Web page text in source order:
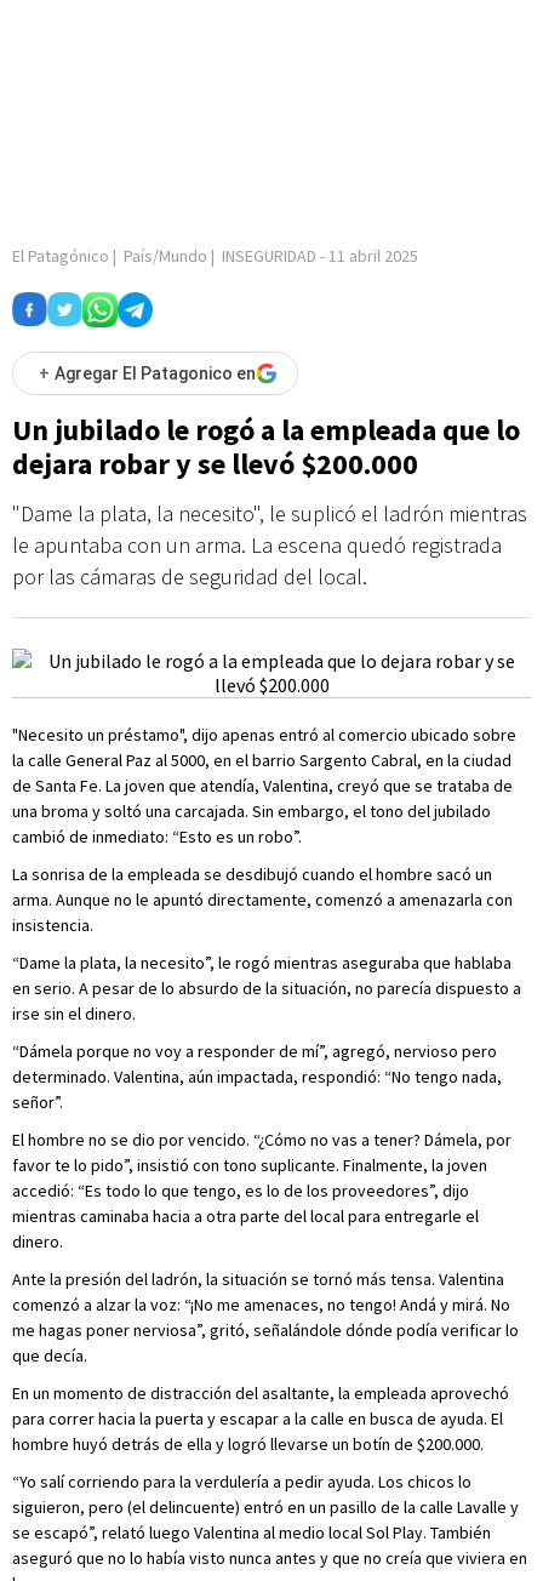
El Patagónico | País/Mundo | INSEGURIDAD - 11 abril 2025
+ Agregar El Patagonico en
Un jubilado le rogó a la empleada que lo
dejara robar y se llevó $200.000
"Dame la plata, la necesito", le suplicó el ladrón mientras
le apuntaba con un arma. La escena quedó registrada
por las cámaras de seguridad del local.
"Necesito un préstamo", dijo apenas entró al comercio ubicado sobre
la calle General Paz al 5000, en el barrio Sargento Cabral, en la ciudad
de Santa Fe. La joven que atendía, Valentina, creyó que se trataba de
una broma y soltó una carcajada. Sin embargo, el tono del jubilado
cambió de inmediato: “Esto es un robo”.
La sonrisa de la empleada se desdibujó cuando el hombre sacó un
arma. Aunque no le apuntó directamente, comenzó a amenazarla con
insistencia.
“Dame la plata, la necesito”, le rogó mientras aseguraba que hablaba
en serio. A pesar de lo absurdo de la situación, no parecía dispuesto a
irse sin el dinero.
“Dámela porque no voy a responder de mí”, agregó, nervioso pero
determinado. Valentina, aún impactada, respondió: “No tengo nada,
señor”.
El hombre no se dio por vencido. “¿Cómo no vas a tener? Dámela, por
favor te lo pido”, insistió con tono suplicante. Finalmente, la joven
accedió: “Es todo lo que tengo, es lo de los proveedores”, dijo
mientras caminaba hacia a otra parte del local para entregarle el
dinero.
Ante la presión del ladrón, la situación se tornó más tensa. Valentina
comenzó a alzar la voz: “¡No me amenaces, no tengo! Andá y mirá. No
me hagas poner nerviosa”, gritó, señalándole dónde podía verificar lo
que decía.
En un momento de distracción del asaltante, la empleada aprovechó
para correr hacia la puerta y escapar a la calle en busca de ayuda. El
hombre huyó detrás de ella y logró llevarse un botín de $200.000.
“Yo salí corriendo para la verdulería a pedir ayuda. Los chicos lo
siguieron, pero (el delincuente) entró en un pasillo de la calle Lavalle y
se escapó”, relató luego Valentina al medio local Sol Play. También
aseguró que no lo había visto nunca antes y que no creía que viviera en